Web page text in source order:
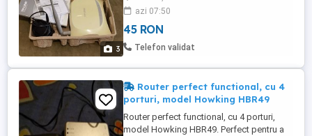
3
mobi.45 lei. Vand 1 bucata router Linksys
WRT54GL, stare perfecta, 45 lei.
azi 07:50
45 RON
Telefon validat
Router perfect functional, cu 4
porturi, model Howking HBR49
Router perfect functional, cu 4 porturi,
model Howking HBR49. Perfect pentru a